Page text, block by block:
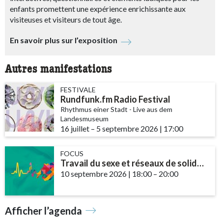
enfants promettent une expérience enrichissante aux
visiteuses et visiteurs de tout âge.
En savoir plus sur l’exposition
Autres manifestations
FESTIVALE
Rundfunk.fm Radio Festival
Rhythmus einer Stadt - Live aus dem
Landesmuseum
16 juillet accessibility.time_to
– 5 septembre 2026 | 17:00
FOCUS
Travail du sexe et réseaux de solidarité – le rôle des communautés et des ...
10 septembre 2026 | 18:00– 20:00
Afficher l’agenda